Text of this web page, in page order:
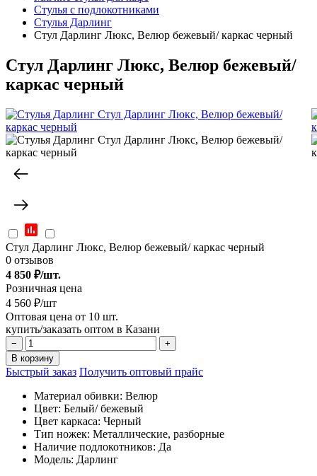
Стулья с подлокотниками
Стулья Дарлинг
Стул Дарлинг Люкс, Велюр бежевый/ каркас черный
Стул Дарлинг Люкс, Велюр бежевый/
каркас черный
Стул Дарлинг Люкс, Велюр бежевый/ каркас черный
0 отзывов
4 850 ₽/шт.
Розничная цена
4 560 ₽/шт
Оптовая цена от 10 шт.
купить/заказать оптом в Казани
−
+
В корзину
Быстрый заказ Получить оптовый прайс
Материал обивки: Велюр
Цвет: Белый/ бежевый
Цвет каркаса: Черный
Тип ножек: Металлические, разборные
Наличие подлокотников: Да
Модель: Дарлинг